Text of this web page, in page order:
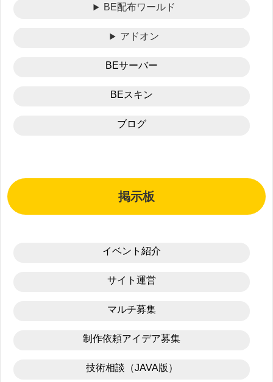
BE配布ワールド
アドオン
BEサーバー
BEスキン
ブログ
掲示板
イベント紹介
サイト運営
マルチ募集
制作依頼アイデア募集
技術相談（JAVA版）